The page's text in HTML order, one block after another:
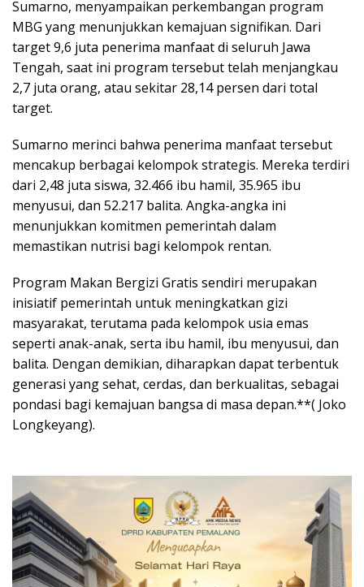
Sumarno, menyampaikan perkembangan program
MBG yang menunjukkan kemajuan signifikan. Dari
target 9,6 juta penerima manfaat di seluruh Jawa
Tengah, saat ini program tersebut telah menjangkau
2,7 juta orang, atau sekitar 28,14 persen dari total
target.
Sumarno merinci bahwa penerima manfaat tersebut
mencakup berbagai kelompok strategis. Mereka terdiri
dari 2,48 juta siswa, 32.466 ibu hamil, 35.965 ibu
menyusui, dan 52.217 balita. Angka-angka ini
menunjukkan komitmen pemerintah dalam
memastikan nutrisi bagi kelompok rentan.
Program Makan Bergizi Gratis sendiri merupakan
inisiatif pemerintah untuk meningkatkan gizi
masyarakat, terutama pada kelompok usia emas
seperti anak-anak, serta ibu hamil, ibu menyusui, dan
balita. Dengan demikian, diharapkan dapat terbentuk
generasi yang sehat, cerdas, dan berkualitas, sebagai
pondasi bagi kemajuan bangsa di masa depan.**( Joko
Longkeyang).